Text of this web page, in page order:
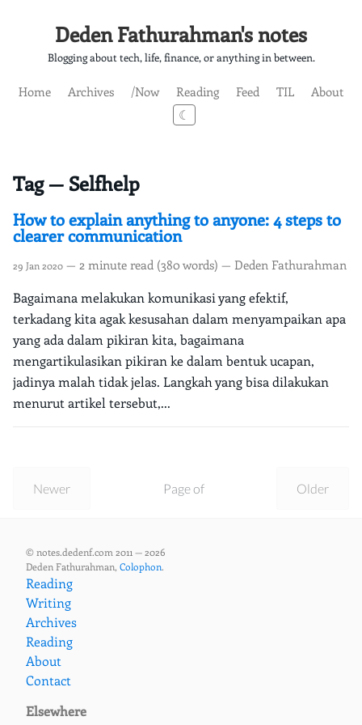
Deden Fathurahman's notes
Blogging about tech, life, finance, or anything in between.
Home Archives /Now Reading Feed TIL
About
☾
Tag — Selfhelp
How to explain anything to anyone: 4 steps to
clearer communication
29 Jan 2020 — 2 minute read (380 words) — Deden Fathurahman
Bagaimana melakukan komunikasi yang efektif,
terkadang kita agak kesusahan dalam menyampaikan apa
yang ada dalam pikiran kita, bagaimana
mengartikulasikan pikiran ke dalam bentuk ucapan,
jadinya malah tidak jelas. Langkah yang bisa dilakukan
menurut artikel tersebut,...
Newer Older
Page of
© notes.dedenf.com 2011 — 2026
Deden Fathurahman, Colophon.
Reading
Writing
Archives
Reading
About
Contact
Elsewhere